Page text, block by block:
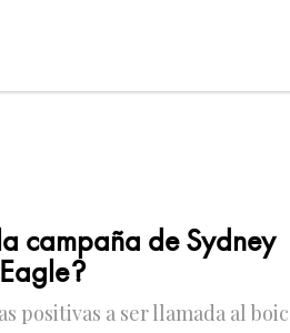
campaña de Sydney
positivas a ser llamada al